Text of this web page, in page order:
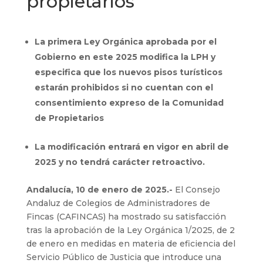
La primera Ley Orgánica aprobada por el
Gobierno en este 2025 modifica la LPH y
especifica que los nuevos pisos turísticos
estarán prohibidos si no cuentan con el
consentimiento expreso de la Comunidad
de Propietarios
La modificación entrará en vigor en abril de
2025 y no tendrá carácter retroactivo.
Andalucía, 10 de enero de 2025.- El Consejo
Andaluz de Colegios de Administradores de
Fincas (CAFINCAS) ha mostrado su satisfacción
tras la aprobación de la Ley Orgánica 1/2025, de 2
de enero en medidas en materia de eficiencia del
Servicio Público de Justicia que introduce una